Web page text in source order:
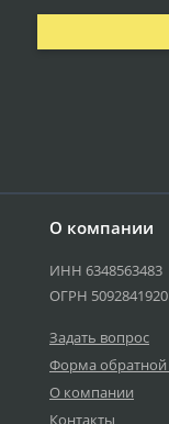
О компании
ИНН 6348563483
ОГРН
Задать вопрос
Форма обратной
О компании
Контакты